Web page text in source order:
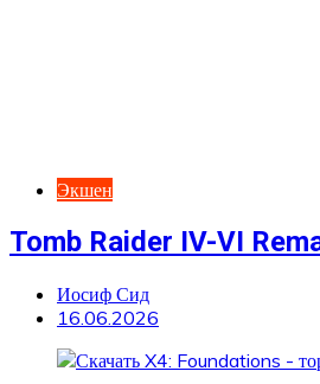
Экшен
Tomb Raider IV-VI
Иосиф Сид
16.06.2026